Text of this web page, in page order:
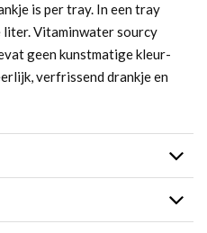
is per tray. In een tray
liter. Vitaminwater sourcy
geen kunstmatige kleur-
verfrissend drankje en